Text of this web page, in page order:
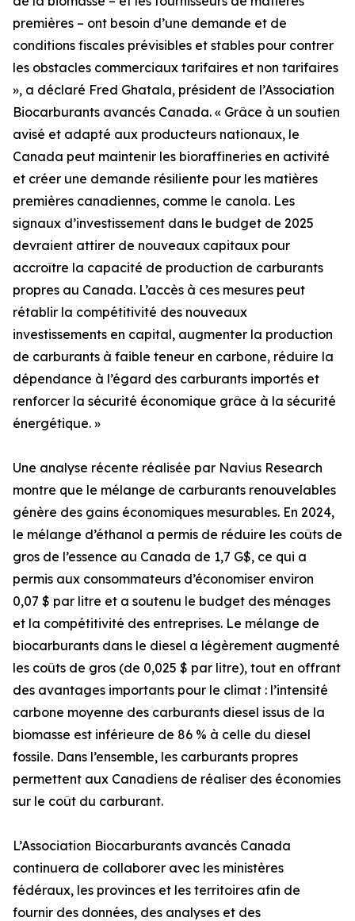
premières – ont besoin d’une demande et de
conditions fiscales prévisibles et stables pour contrer
les obstacles commerciaux tarifaires et non tarifaires
», a déclaré Fred Ghatala, président de l’Association
Biocarburants avancés Canada. « Grâce à un soutien
avisé et adapté aux producteurs nationaux, le
Canada peut maintenir les bioraffineries en activité
et créer une demande résiliente pour les matières
premières canadiennes, comme le canola. Les
signaux d’investissement dans le budget de 2025
devraient attirer de nouveaux capitaux pour
accroître la capacité de production de carburants
propres au Canada. L’accès à ces mesures peut
rétablir la compétitivité des nouveaux
investissements en capital, augmenter la production
de carburants à faible teneur en carbone, réduire la
dépendance à l’égard des carburants importés et
renforcer la sécurité économique grâce à la sécurité
énergétique. »
Une analyse récente réalisée par Navius Research
montre que le mélange de carburants renouvelables
génère des gains économiques mesurables. En 2024,
le mélange d’éthanol a permis de réduire les coûts de
gros de l’essence au Canada de 1,7 G$, ce qui a
permis aux consommateurs d’économiser environ
0,07 $ par litre et a soutenu le budget des ménages
et la compétitivité des entreprises. Le mélange de
biocarburants dans le diesel a légèrement augmenté
les coûts de gros (de 0,025 $ par litre), tout en offrant
des avantages importants pour le climat : l’intensité
carbone moyenne des carburants diesel issus de la
biomasse est inférieure de 86 % à celle du diesel
fossile. Dans l’ensemble, les carburants propres
permettent aux Canadiens de réaliser des économies
sur le coût du carburant.
L’Association Biocarburants avancés Canada
continuera de collaborer avec les ministères
fédéraux, les provinces et les territoires afin de
fournir des données, des analyses et des